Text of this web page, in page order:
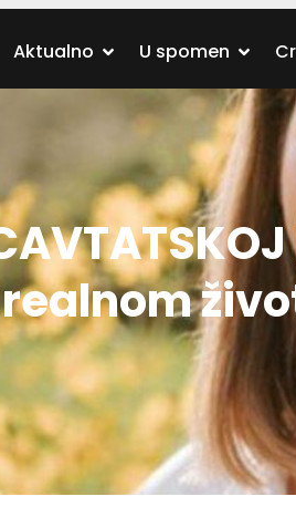
Aktualno U spomen